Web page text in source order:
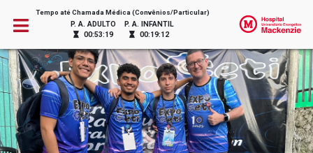
Tempo até Chamada Médica (Convênios/Particular)
P. A. ADULTO
00:53:19
P. A. INFANTIL
00:19:12